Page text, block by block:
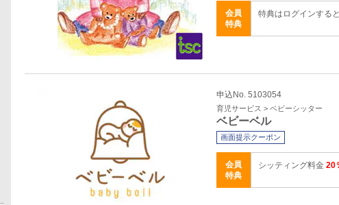
会員
特典
特典はログインする
申込No. 5103054
育児サービス > ベビーシッター
ベビーベル
画面提示クーポン
会員
特典
シッティング料金 20